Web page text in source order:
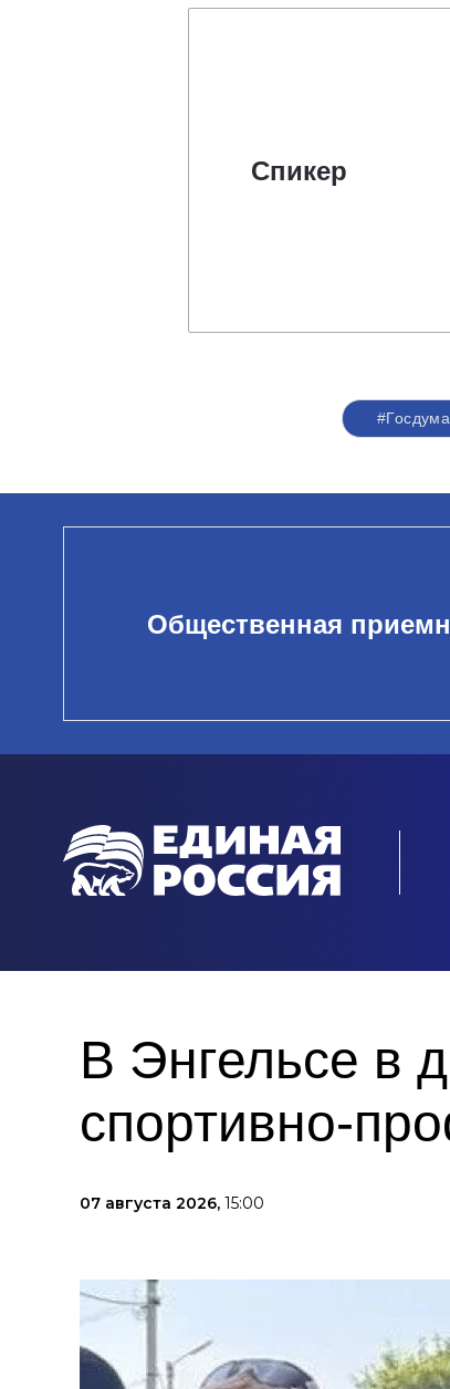
Спикер
#Госдума
Общественная
В Энгельсе в
спортивно-
07 августа 2026, 15:00